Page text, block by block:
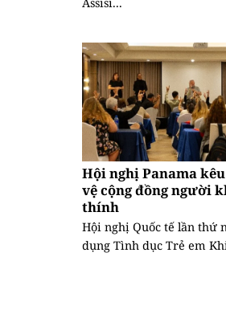
Hội nghị Panama
vệ cộng đồng người
thính
Hội nghị Quốc tế lần thứ
dụng Tình dục Trẻ em